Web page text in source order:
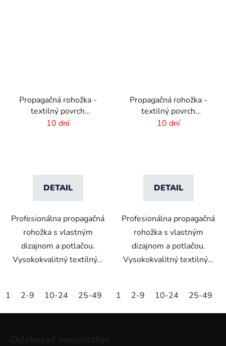
Propagačná rohožka -
textilný povrch
-75x50cm
10 dní
DETAIL
Profesionálna propagačná
rohožka s vlastným
dizajnom a potlačou.
Vysokokvalitný textilný...
1 2-9 10-24 25-49 50-99 100-249 250-499
Propagačná rohožka -
textilný povrch
-85x150 cm
10 dní
DETAIL
Profesionálna propagačná
rohožka s vlastným
dizajnom a potlačou.
Vysokokvalitný textilný...
1 2-9 10-24 25-49